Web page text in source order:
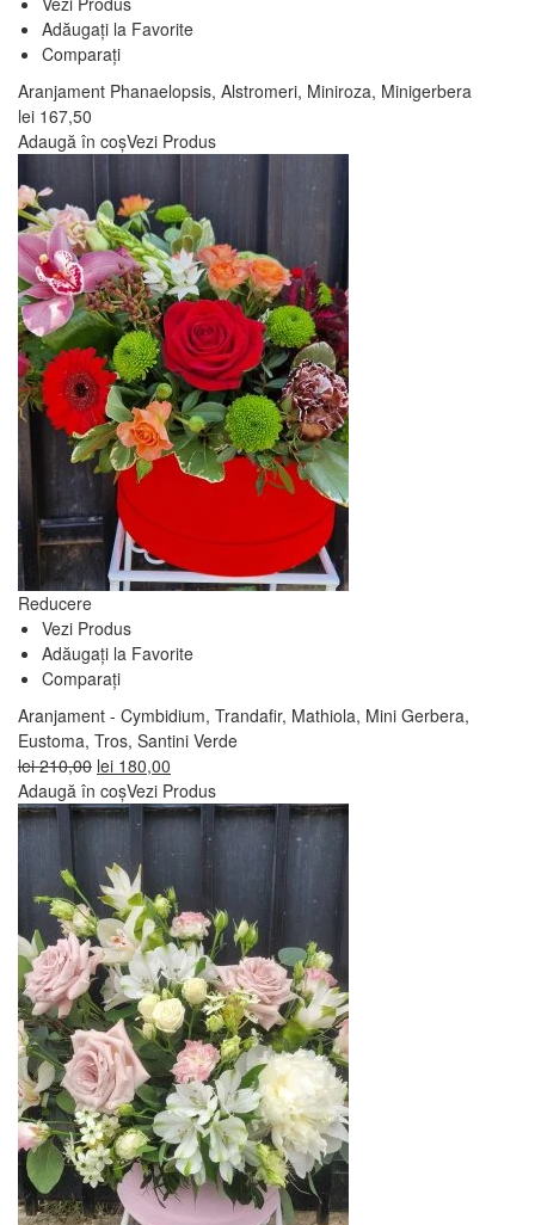
Adăugați la Favorite
Comparați
Aranjament Phanaelopsis, Alstromeri, Miniroza, Minigerbera
lei 167,50
Adaugă în coșVezi Produs
Reducere
Vezi Produs
Adăugați la Favorite
Comparați
Aranjament - Cymbidium, Trandafir, Mathiola, Mini Gerbera,
Eustoma, Tros, Santini Verde
lei210,00 Prețul
inițial
a
lei 210,00.
lei 180,00
curent
este:
lei 180,00.
Adaugă în coșVezi Produs